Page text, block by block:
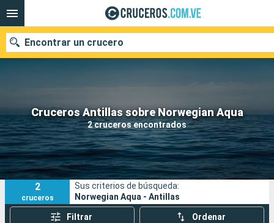
Cruceros Antillas sobre Norwegian Aqua
2 cruceros encontrados
Encontrar un crucero
Nuestros destinos
Fecha de salida
Puertos Compañías
Buscar
2
cruceros
Sus criterios de búsqueda:
Norwegian Aqua - Antillas
Filtrar Ordenar